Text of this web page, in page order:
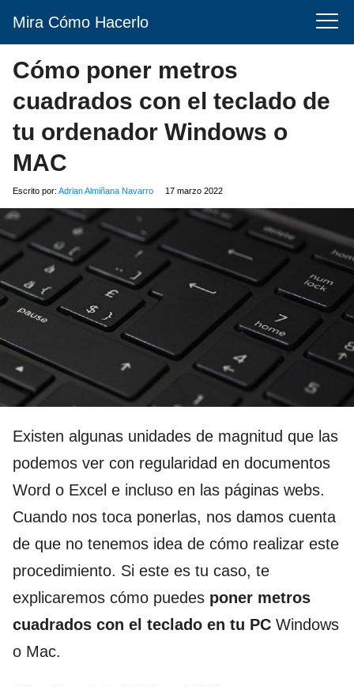
Mira Cómo Hacerlo
Cómo poner metros
cuadrados con el teclado de
tu ordenador Windows o
MAC
Escrito por: Adrian Almiñana Navarro 17 marzo 2022
Existen algunas unidades de magnitud que las
podemos ver con regularidad en documentos
Word o Excel e incluso en las páginas webs.
Cuando nos toca ponerlas, nos damos cuenta
de que no tenemos idea de cómo realizar este
procedimiento. Si este es tu caso, te
explicaremos cómo puedes poner metros
cuadrados con el teclado en tu PC Windows
o Mac.